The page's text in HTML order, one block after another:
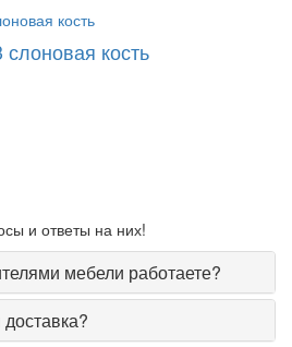
кость
и ответы на них!
мебели работаете?